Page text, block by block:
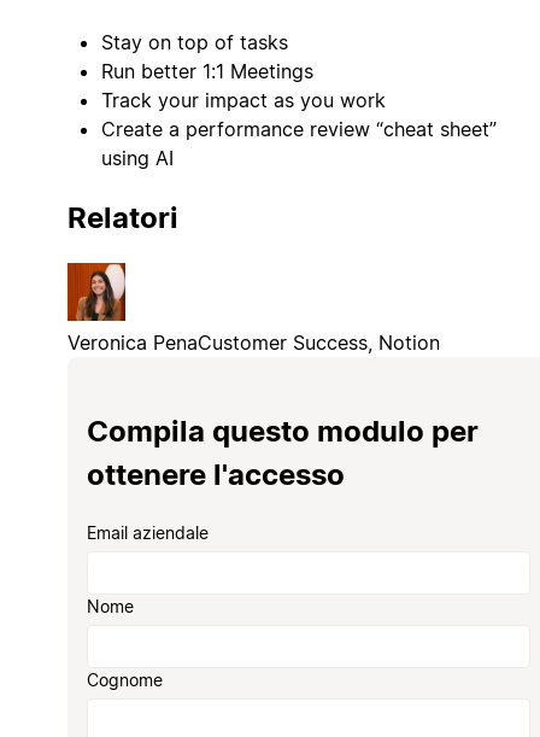
Stay on top of tasks
Run better 1:1 Meetings
Track your impact as you work
Create a performance review “cheat sheet”
using AI
Relatori
Veronica PenaCustomer Success, Notion
Compila questo modulo per
ottenere l'accesso
Email aziendale
Nome
Cognome